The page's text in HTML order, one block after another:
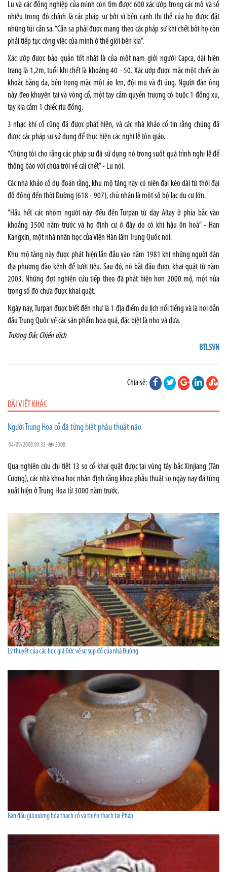
Lu và các đồng nghiệp của mình còn tìm được 600 xác ướp trong các mộ và số
nhiều trong đó chính là các pháp sư bởi vì bên cạnh thi thể của họ được đặt
những túi cần sa. “Cần sa phải được mang theo các pháp sư khi chết bởi họ còn
phải tiếp tục công việc của mình ở thế giới bên kia”.
Xác ướp được bảo quản tốt nhất là của một nam giới người Capca, dài hiện
trạng là 1,2m, tuổi khi chết là khoảng 40 - 50. Xác ướp được mặc một chiếc áo
khoác bằng da, bên trong mặc một áo len, đội mũ và đi ủng. Người đàn ông
này đeo khuyên tai và vòng cổ, một tay cầm quyền trượng có buộc 1 đồng xu,
tay kia cầm 1 chiếc rìu đồng.
3 nhạc khí cổ cũng đã được phát hiện, và các nhà khảo cổ tin rằng chúng đã
được các pháp sư sử dụng để thực hiện các nghi lễ tôn giáo.
“Chúng tôi cho rằng các pháp sư đã sử dụng nó trong suốt quá trình nghi lễ để
thông báo với chúa trời về cái chết” - Lu nói.
Các nhà khảo cổ dự đoán rằng, khu mộ táng này có niên đại kéo dài từ thời đại
đồ đồng đến thời Đường (618 - 907), chủ nhân là một số bộ lạc du cư lớn.
“Hầu hết các nhóm người này đều đến Turpan từ dãy Altay ở phía bắc vào
khoảng 3500 năm trước và họ định cư ở đây do có khí hậu ôn hoà” - Han
Kangxin, một nhà nhân học của Viện Hàn lâm Trung Quốc nói.
Khu mộ táng này được phát hiện lần đầu vào năm 1981 khi những người dân
địa phương đào kênh để tưới tiêu. Sau đó, nó bắt đầu được khai quật từ năm
2003. Những đợt nghiên cứu tiếp theo đã phát hiện hơn 2000 mộ, một nửa
trong số đó chưa được khai quật.
Ngày nay, Turpan được biết đến như là 1 địa điểm du lịch nổi tiếng và là nơi dẫn
đầu Trung Quốc về các sản phẩm hoa quả, đặc biệt là nho và dưa.
Trương Đắc Chiến dịch
BTLSVN
Chia sẻ:
BÀI VIẾT KHÁC
Người Trung Hoa cổ đã từng biết phẫu thuật não
04/09/2008 09:33 3308
Qua nghiên cứu chi tiết 13 sọ cổ khai quật được tại vùng tây bắc Xinjiang (Tân
Cương), các nhà khoa học nhận định rằng khoa phẫu thuật sọ ngày nay đã từng
xuất hiện ở Trung Hoa từ 3000 năm trước.
Lý thuyết của các học giả Đức về sự sụp đổ của nhà Đường
Bán đấu giá xương hóa thạch cổ và thiên thạch tại Pháp